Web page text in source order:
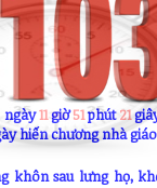
ngày11giờ51phút20
hiến chương nhà giáo
khôn sau lưng họ,